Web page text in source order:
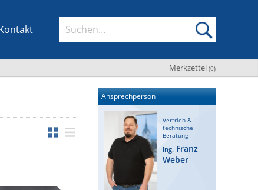
Merkzettel (0)
Ansprechperson
Vertrieb &
technische
Beratung
Ing. Franz
Weber